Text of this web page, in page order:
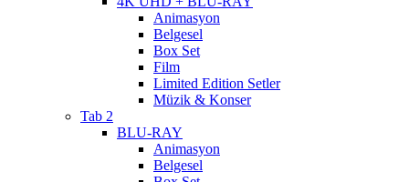
Animasyon
Belgesel
Box Set
Film
Limited Edition Setler
Müzik & Konser
Tab 2
BLU-RAY
Animasyon
Belgesel